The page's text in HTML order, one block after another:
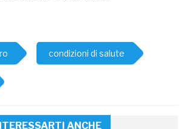
condizioni di salute
ANCHE